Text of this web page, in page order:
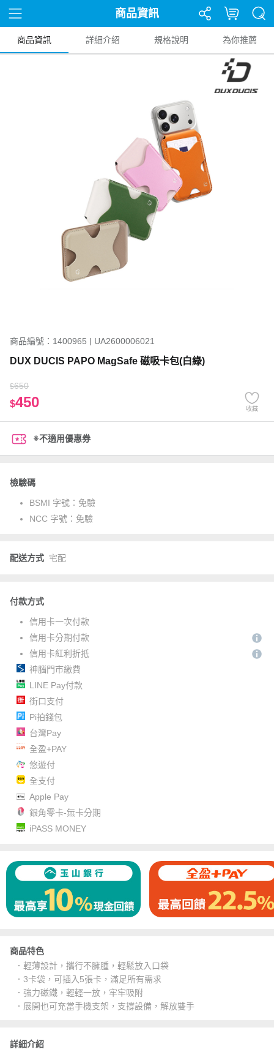
商品資訊
商品資訊 詳細介紹 規格說明 為你推薦
商品編號：1400965 | UA2600006021
DUX DUCIS PAPO MagSafe 磁吸卡包(白綠)
$650
$450 收藏
※不適用優惠券
檢驗碼
BSMI 字號： 免驗
NCC 字號： 免驗
配送方式 宅配
付款方式
信用卡一次付款
信用卡分期付款
信用卡紅利折抵
神腦門市繳費
LINE Pay付款
街口支付
Pi拍錢包
台灣Pay
全盈+PAY
悠遊付
全支付
Apple Pay
銀角零卡-無卡分期
iPASS MONEY
商品特色
．輕薄設計，攜行不臃腫，輕鬆放入口袋
．3卡袋，可插入5張卡，滿足所有需求
．強力磁鐵，輕輕一放，牢牢吸附
．展開也可充當手機支架，支撐設備，解放雙手
詳細介紹